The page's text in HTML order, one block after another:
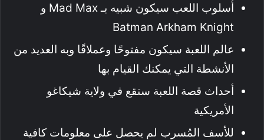
أسلوب اللعب سيكون شبيه بـ Mad Max و
Batman Arkham Knight
عالم اللعبة سيكون مفتوحًا وعملاقًا وبه العديد من
الأنشطة التي يمكنك القيام بها
أحداث قصة اللعبة ستقع في ولاية شيكاغو
الأمريكية
للأسف المُسرب لم يحصل على معلومات كافية